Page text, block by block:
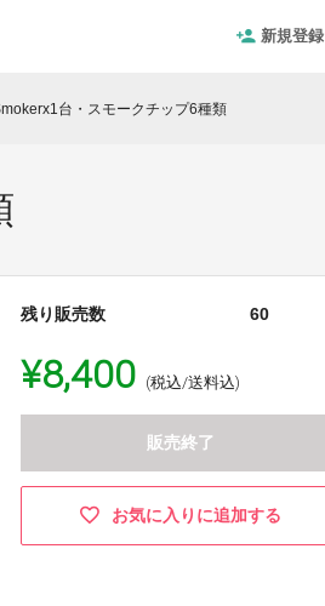
新規登録
台・スモークチップ6種類
残り販売数 60
¥8,400 (税込/送料込)
販売終了
お気に入りに追加する